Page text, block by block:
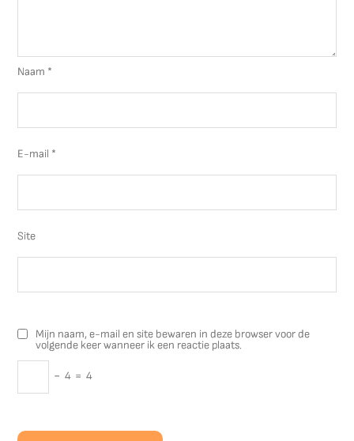
Naam *
E-mail *
Site
Mijn naam, e-mail en site bewaren in deze browser voor de
volgende keer wanneer ik een reactie plaats.
− 4 = 4